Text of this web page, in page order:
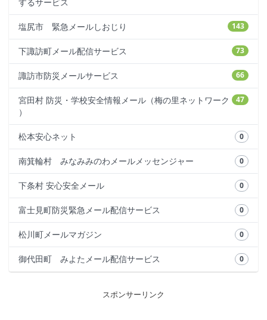
143
塩尻市 緊急メールしおじり
73
下諏訪町メール配信サービス
66
諏訪市防災メールサービス
47
宮田村 防災・学校安全情報メール（梅の里ネットワーク
）
0
松本安心ネット
0
南箕輪村 みなみみのわメールメッセンジャー
0
下条村 安心安全メール
0
富士見町防災緊急メール配信サービス
0
松川町メールマガジン
0
御代田町 みよたメール配信サービス
スポンサーリンク